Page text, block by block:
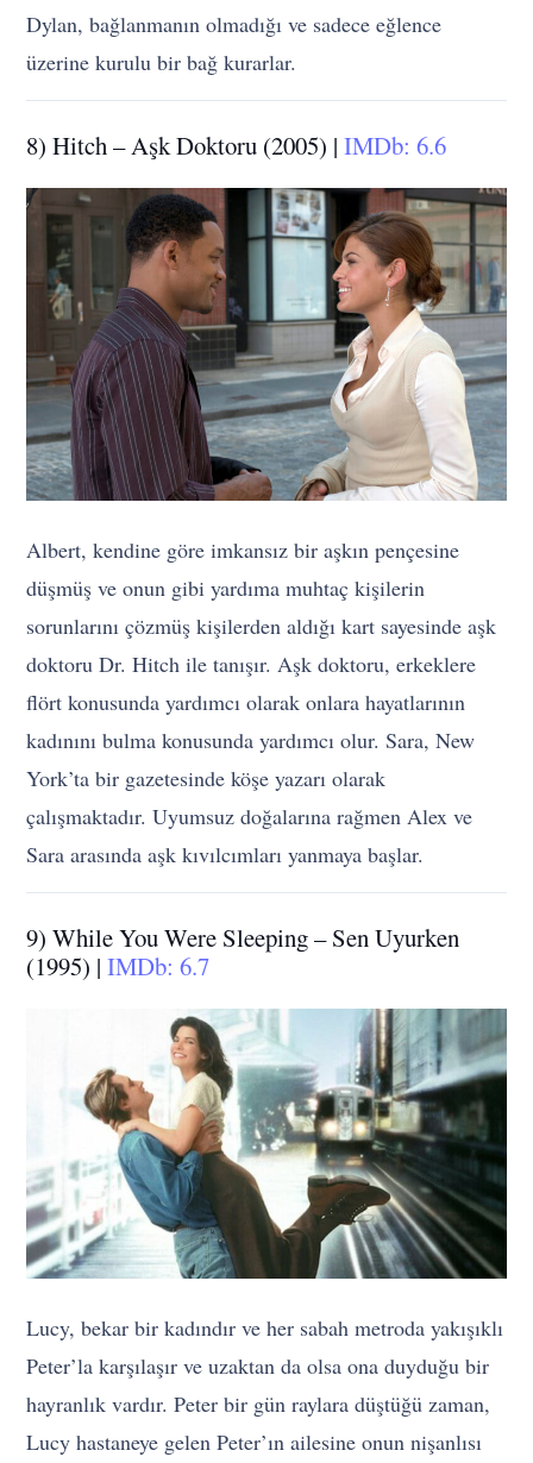
Dylan, bağlanmanın olmadığı ve sadece eğlence
üzerine kurulu bir bağ kurarlar.
8) Hitch – Aşk Doktoru (2005) |IMDb: 6.6
Albert, kendine göre imkansız bir aşkın pençesine
düşmüş ve onun gibi yardıma muhtaç kişilerin
sorunlarını çözmüş kişilerden aldığı kart sayesinde aşk
doktoru Dr. Hitch ile tanışır. Aşk doktoru, erkeklere
flört konusunda yardımcı olarak onlara hayatlarının
kadınını bulma konusunda yardımcı olur. Sara, New
York’ta bir gazetesinde köşe yazarı olarak
çalışmaktadır. Uyumsuz doğalarına rağmen Alex ve
Sara arasında aşk kıvılcımları yanmaya başlar.
9) While You Were Sleeping – Sen Uyurken
(1995) |IMDb: 6.7
Lucy, bekar bir kadındır ve her sabah metroda yakışıklı
Peter’la karşılaşır ve uzaktan da olsa ona duyduğu bir
hayranlık vardır. Peter bir gün raylara düştüğü zaman,
Lucy hastaneye gelen Peter’ın ailesine onun nişanlısı